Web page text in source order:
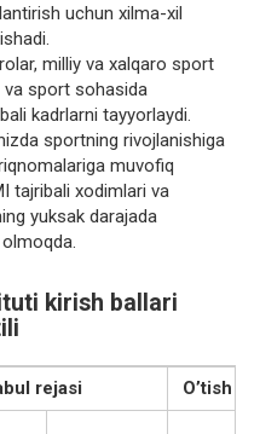
uchun xilma-xil
milliy va xalqaro sport
va sport sohasida
kadrlarni tayyorlaydi.
sportning rivojlanishiga
muvofiq
tajribali xodimlari va
yuksak darajada
kirish ballari
rejasi O’tish